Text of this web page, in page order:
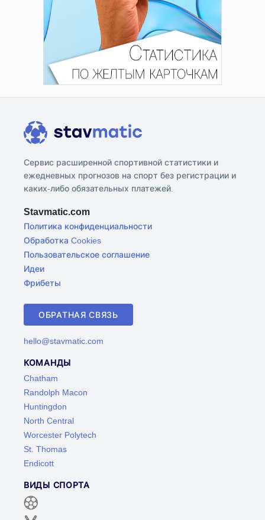
Сервис расширенной спортивной статистики и
ежедневных прогнозов на спорт без регистрации и
каких-либо обязательных платежей.
Stavmatic.com
Политика конфиденциальности
Обработка Cookies
Пользовательское соглашение
Идеи
Фрибеты
ОБРАТНАЯ СВЯЗЬ
hello@stavmatic.com
КОМАНДЫ
Chatham
Randolph Macon
Huntingdon
North Central
Worcester Polytech
St. Thomas
Endicott
ВИДЫ СПОРТА